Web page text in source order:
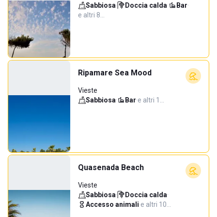
Sabbiosa· Doccia calda· Bar·
e altri 8…
Ripamare Sea Mood
Vieste
Sabbiosa· Bar·e altri 1…
Quasenada Beach
Vieste
Sabbiosa· Doccia calda·
Accesso animali·e altri 10…